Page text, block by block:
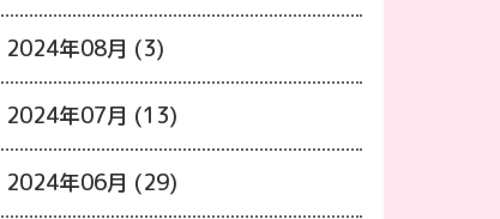
2024年08月 (3)
2024年07月 (13)
2024年06月 (29)